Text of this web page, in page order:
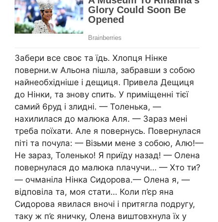
Забери все своє та їдь. Хлопця Нінке
поверни.w Альона пішла, забравши з собою
найнеобхідніше і дещиця. Привела Дещиця
до Нінки, та знову спить. У приміщенні тієї
самий 6руд і злидні. — Толенька, —
нахилилася до малюка Аля. — Зараз мені
треба поїхати. Але я повернусь. Повернулася
піті та почула: — Візьми мене з собою, Алю!—
Не зараз, Толенько! Я приїду назад! — Олена
повернулася до малюка nлачучи… — Хто ти?
— очманіла Нінка Сидорова.— Олена я, —
відповіла та, моя стати… Коли п’єр яна
Сидорова явилася вночі і притягла подругу,
таку ж п’є яничку, Олена виштовхнула їх у